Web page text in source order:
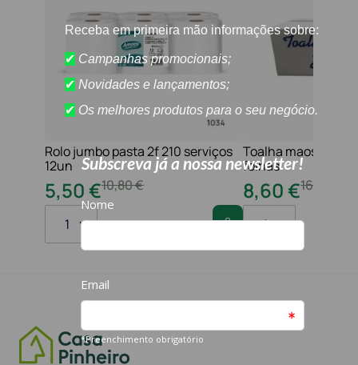
Rolo jumbo pasta 2f 210 serviços
12un
10,80€
5,50€
1
Toalha maos 2f
folhas
16
8,60€
1